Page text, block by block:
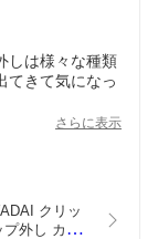
しは様々な種類
てきて気になっ
使用できていな
家ではないか
さらに表示
クリッ
プ外し カー